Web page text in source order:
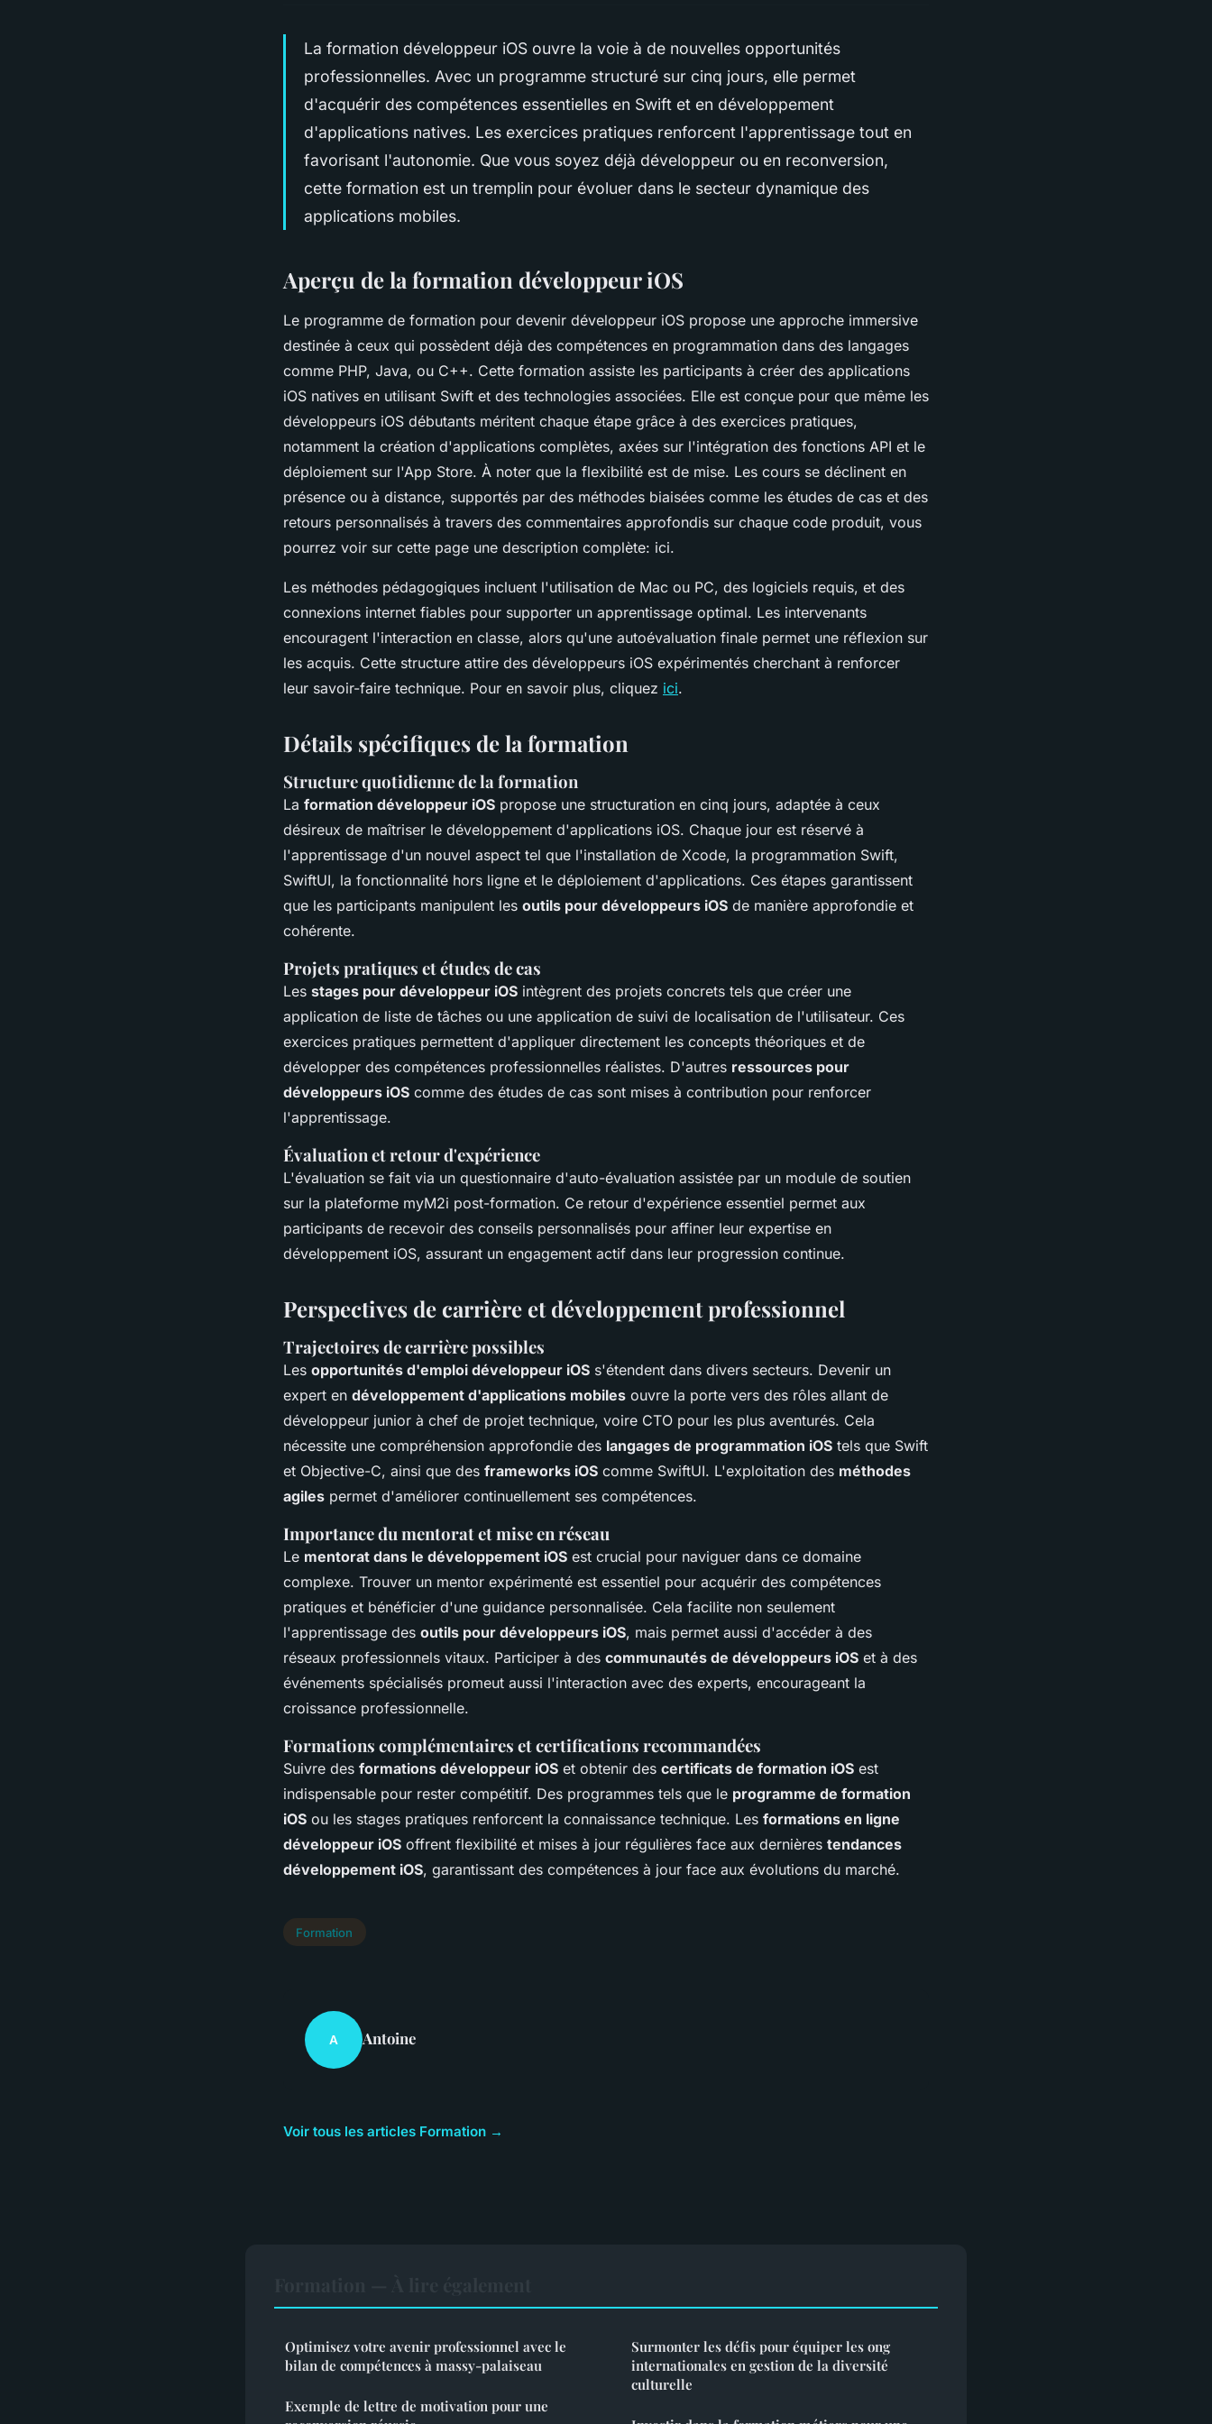
La formation développeur iOS ouvre la voie à de nouvelles opportunités
professionnelles. Avec un programme structuré sur cinq jours, elle permet
d'acquérir des compétences essentielles en Swift et en développement
d'applications natives. Les exercices pratiques renforcent l'apprentissage tout en
favorisant l'autonomie. Que vous soyez déjà développeur ou en reconversion,
cette formation est un tremplin pour évoluer dans le secteur dynamique des
applications mobiles.
Aperçu de la formation développeur iOS
Le programme de formation pour devenir développeur iOS propose une approche immersive
destinée à ceux qui possèdent déjà des compétences en programmation dans des langages
comme PHP, Java, ou C++. Cette formation assiste les participants à créer des applications
iOS natives en utilisant Swift et des technologies associées. Elle est conçue pour que même les
développeurs iOS débutants méritent chaque étape grâce à des exercices pratiques,
notamment la création d'applications complètes, axées sur l'intégration des fonctions API et le
déploiement sur l'App Store. À noter que la flexibilité est de mise. Les cours se déclinent en
présence ou à distance, supportés par des méthodes biaisées comme les études de cas et des
retours personnalisés à travers des commentaires approfondis sur chaque code produit, vous
pourrez voir sur cette page une description complète: ici.
Les méthodes pédagogiques incluent l'utilisation de Mac ou PC, des logiciels requis, et des
connexions internet fiables pour supporter un apprentissage optimal. Les intervenants
encouragent l'interaction en classe, alors qu'une autoévaluation finale permet une réflexion sur
les acquis. Cette structure attire des développeurs iOS expérimentés cherchant à renforcer
leur savoir-faire technique. Pour en savoir plus, cliquez ici.
Détails spécifiques de la formation
Structure quotidienne de la formation
La formation développeur iOS propose une structuration en cinq jours, adaptée à ceux
désireux de maîtriser le développement d'applications iOS. Chaque jour est réservé à
l'apprentissage d'un nouvel aspect tel que l'installation de Xcode, la programmation Swift,
SwiftUI, la fonctionnalité hors ligne et le déploiement d'applications. Ces étapes garantissent
que les participants manipulent les outils pour développeurs iOS de manière approfondie et
cohérente.
Projets pratiques et études de cas
Les stages pour développeur iOS intègrent des projets concrets tels que créer une
application de liste de tâches ou une application de suivi de localisation de l'utilisateur. Ces
exercices pratiques permettent d'appliquer directement les concepts théoriques et de
développer des compétences professionnelles réalistes. D'autres ressources pour
développeurs iOS comme des études de cas sont mises à contribution pour renforcer
l'apprentissage.
Évaluation et retour d'expérience
L'évaluation se fait via un questionnaire d'auto-évaluation assistée par un module de soutien
sur la plateforme myM2i post-formation. Ce retour d'expérience essentiel permet aux
participants de recevoir des conseils personnalisés pour affiner leur expertise en
développement iOS, assurant un engagement actif dans leur progression continue.
Perspectives de carrière et développement professionnel
Trajectoires de carrière possibles
Les opportunités d'emploi développeur iOS s'étendent dans divers secteurs. Devenir un
expert en développement d'applications mobiles ouvre la porte vers des rôles allant de
développeur junior à chef de projet technique, voire CTO pour les plus aventurés. Cela
nécessite une compréhension approfondie des langages de programmation iOS tels que Swift
et Objective-C, ainsi que des frameworks iOS comme SwiftUI. L'exploitation des méthodes
agiles permet d'améliorer continuellement ses compétences.
Importance du mentorat et mise en réseau
Le mentorat dans le développement iOS est crucial pour naviguer dans ce domaine
complexe. Trouver un mentor expérimenté est essentiel pour acquérir des compétences
pratiques et bénéficier d'une guidance personnalisée. Cela facilite non seulement
l'apprentissage des outils pour développeurs iOS, mais permet aussi d'accéder à des
réseaux professionnels vitaux. Participer à des communautés de développeurs iOS et à des
événements spécialisés promeut aussi l'interaction avec des experts, encourageant la
croissance professionnelle.
Formations complémentaires et certifications recommandées
Suivre des formations développeur iOS et obtenir des certificats de formation iOS est
indispensable pour rester compétitif. Des programmes tels que le programme de formation
iOS ou les stages pratiques renforcent la connaissance technique. Les formations en ligne
développeur iOS offrent flexibilité et mises à jour régulières face aux dernières tendances
développement iOS, garantissant des compétences à jour face aux évolutions du marché.
Formation
A Antoine
Voir tous les articles Formation →
Optimisez votre avenir professionnel avec le
bilan de compétences à massy-palaiseau
Exemple de lettre de motivation pour une
Surmonter les défis pour équiper les ong
internationales en gestion de la diversité
culturelle